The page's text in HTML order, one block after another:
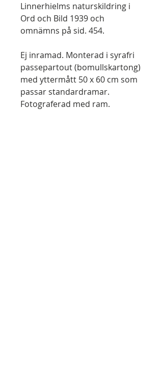
Linnerhielms naturskildring i
Ord och Bild 1939 och
omnämns på sid. 454.
Ej inramad. Monterad i syrafri
passepartout (bomullskartong)
med yttermått 50 x 60 cm som
passar standardramar.
Fotograferad med ram.